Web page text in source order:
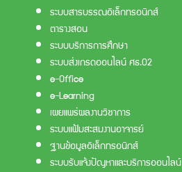
ระบบสารบรรณอิเล็กทรอนิกส์
ตารางสอน
ระบบบริการการศึกษา
ระบบส่งเกรดออนไลน์ ศธ.02
e-Office
e-Learning
เผยแพร่ผลงานวิชาการ
ระบบแฟ้มสะสมงานอาจารย์
ฐานข้อมูลอิเล็กทรอนิกส์
ระบบรับแจ้งปัญหาและบริการออนไลน์